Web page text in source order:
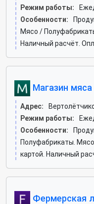
Режим работы:
Особенности:
Мясо /
Наличный расчёт.
Магазин мяса
Адрес:
Режим работы:
Особенности:
Полуфабрикаты.
картой. Наличный
Фермерская